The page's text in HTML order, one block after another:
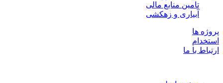
تامین منابع مالی
آبیاری و زهكشی
پروژه ها
استخدام
ارتباط با ما